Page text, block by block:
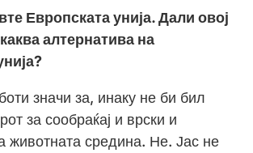
Европската унија. Дали овој
алтернатива на
значи за, инаку не би бил
за сообраќај и врски и
животната средина. Не. Јас не